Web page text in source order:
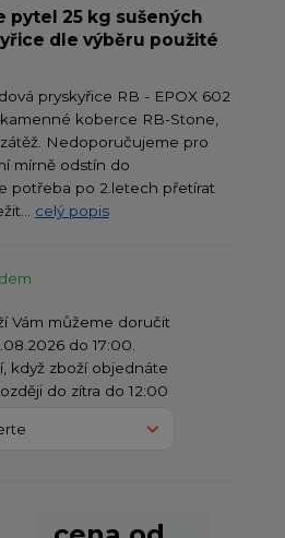
pytel 25 kg sušených
dle výběru použité
pryskyřice RB - EPOX 602
koberce RB-Stone,
Nedoporučujeme pro
mírně odstín do
potřeba po 2.letech přetírat
celý popis
Vám můžeme doručit
do 17:00.
když zboží objednáte
do zítra do 12:00